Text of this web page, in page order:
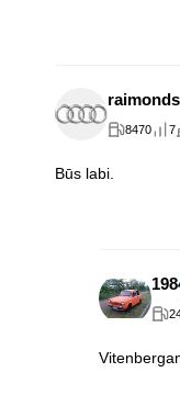
8470 7
Būs labi.